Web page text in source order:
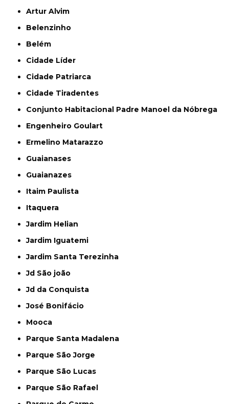
Artur Alvim
Belenzinho
Belém
Cidade Líder
Cidade Patriarca
Cidade Tiradentes
Conjunto Habitacional Padre Manoel da Nóbrega
Engenheiro Goulart
Ermelino Matarazzo
Guaianases
Guaianazes
Itaim Paulista
Itaquera
Jardim Helian
Jardim Iguatemi
Jardim Santa Terezinha
Jd São joão
Jd da Conquista
José Bonifácio
Mooca
Parque Santa Madalena
Parque São Jorge
Parque São Lucas
Parque São Rafael